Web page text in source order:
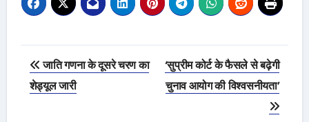
Post
navigation
जाति गणना के दूसरे चरण का
शेड्यूल जारी
‘सुप्रीम कोर्ट के फैसले से बढ़ेगी
चुनाव आयोग की विश्वसनीयता’